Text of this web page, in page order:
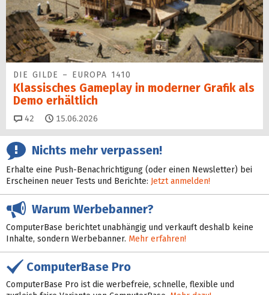
DIE GILDE – EUROPA 1410
Klassisches Gameplay in moderner Grafik als
Demo erhältlich
42 Kommentare
15.06.2026
Nichts mehr verpassen!
Erhalte eine Push-Benachrichtigung (oder einen Newsletter) bei
Erscheinen neuer Tests und Berichte: Jetzt anmelden!
Warum Werbebanner?
ComputerBase berichtet unabhängig und verkauft deshalb keine
Inhalte, sondern Werbebanner. Mehr erfahren!
ComputerBase Pro
ComputerBase Pro ist die werbefreie, schnelle, flexible und